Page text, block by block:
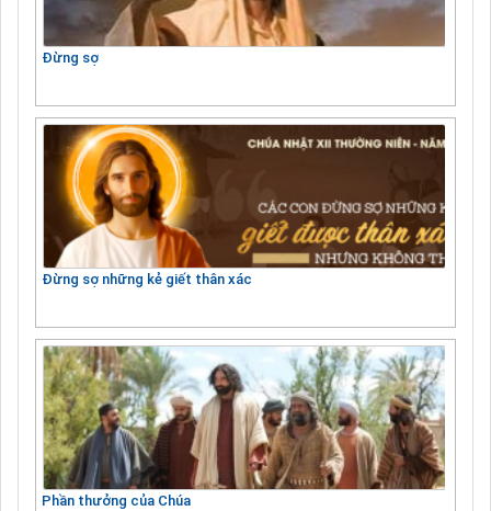
Đừng sợ
Đừng sợ những kẻ giết thân xác
Phần thưởng của Chúa